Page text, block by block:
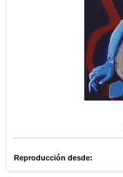
Reproducción desde: